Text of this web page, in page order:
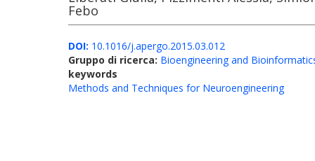
Febo
DOI: 10.1016/j.apergo.2015.03.012
Gruppo di ricerca: Bioengineering and
keywords
Methods and Techniques for Neuroengineering